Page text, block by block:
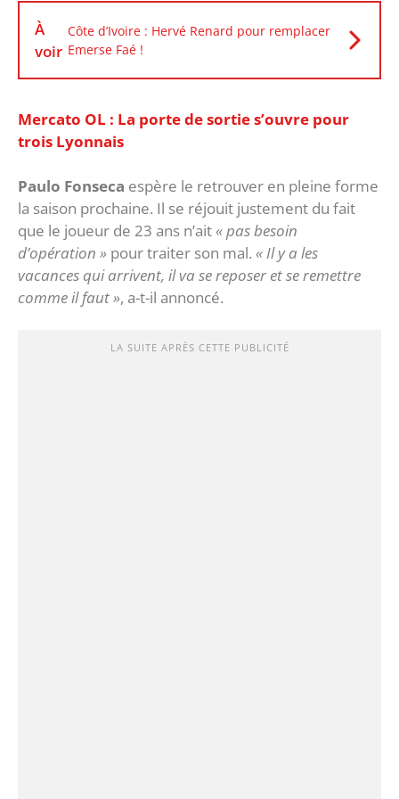
À
voir
Côte d’Ivoire : Hervé Renard pour remplacer
Emerse Faé !
Mercato OL : La porte de sortie s’ouvre pour
trois Lyonnais
Paulo Fonseca espère le retrouver en pleine forme
la saison prochaine. Il se réjouit justement du fait
que le joueur de 23 ans n’ait« pas besoin
d’opération » pour traiter son mal. « Il y a les
vacances qui arrivent, il va se reposer et se remettre
comme il faut », a-t-il annoncé.
LA SUITE APRÈS CETTE PUBLICITÉ